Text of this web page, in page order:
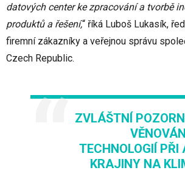
datových center ke zpracování a tvorbě
produktů a řešení,“ říká Luboš Lukasík,
firemní zákazníky a veřejnou správu
Czech Republic.
ZVLÁŠTNÍ
TECHNOLOGIÍ PŘI
KRAJINY NA